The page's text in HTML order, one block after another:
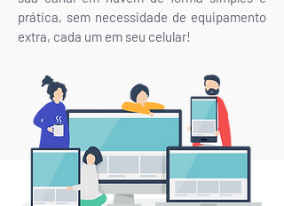
prática, sem necessidade de equipamento
extra, cada um em seu celular!